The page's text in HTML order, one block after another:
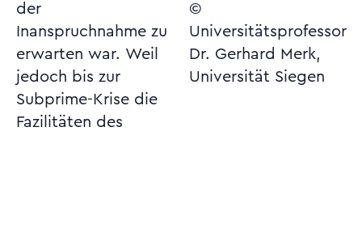
der
Inanspruchnahme zu
erwarten war. Weil
jedoch bis zur
Subprime-Krise die
Fazilitäten des
©
Universitätsprofessor
Dr. Gerhard Merk,
Universität Siegen